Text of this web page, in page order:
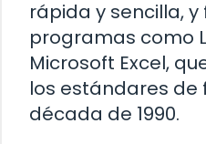
rápida y sencilla,
programas como
Microsoft Excel,
los estándares de
década de 1990.